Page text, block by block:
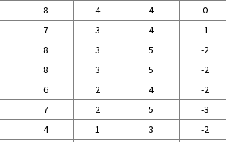
8 4 4 0
7 3 4 -1
8 3 5 -2
8 3 5 -2
6 2 4 -2
7 2 5 -3
4 1 3 -2